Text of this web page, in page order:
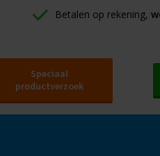
Betalen op rekening,
Speciaal
productverzoek